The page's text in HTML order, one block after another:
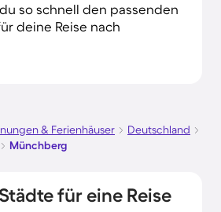
so schnell den passenden
deine Reise nach
& Ferienhäuser
Deutschland
Münchberg
für eine Reise